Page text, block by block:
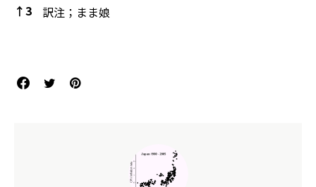
↑3 訳注；まま娘